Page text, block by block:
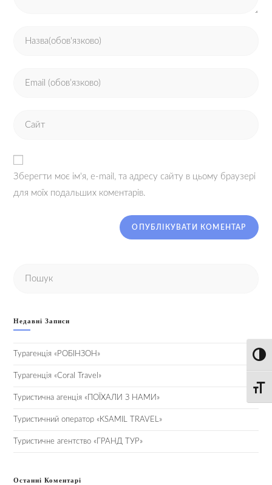
Зберегти моє ім'я, e-mail, та адресу сайту в цьому браузері
для моїх подальших коментарів.
Недавні Записи
Турагенція «РОБІНЗОН»
Турагенція «Coral Travel»
Туристична агенція «ПОЇХАЛИ З НАМИ»
Туристичний оператор «KSAMIL TRAVEL»
Туристичне агентство «ГРАНД ТУР»
Останні Коментарі